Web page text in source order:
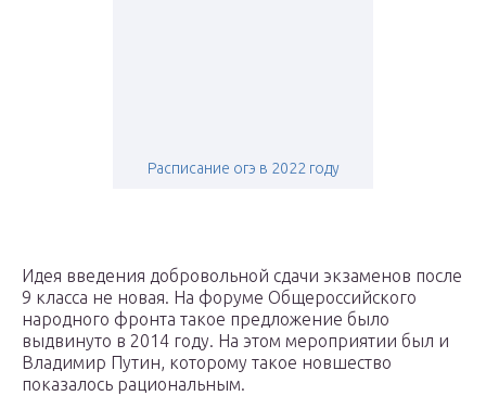
Расписание огэ в 2022 году
Идея введения добровольной сдачи экзаменов после
9 класса не новая. На форуме Общероссийского
народного фронта такое предложение было
выдвинуто в 2014 году. На этом мероприятии был и
Владимир Путин, которому такое новшество
показалось рациональным.